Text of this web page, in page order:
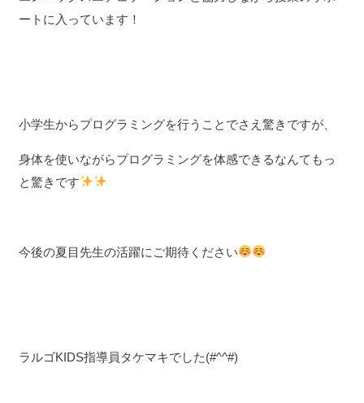
ートに入っています！
小学生からプログラミングを行うことでさえ驚きですが、
身体を使いながらプログラミングを体感できるなんてもっ
と驚きです
今後の夏目先生の活躍にご期待ください
ラルゴKIDS指導員タケマキでした(#^^#)